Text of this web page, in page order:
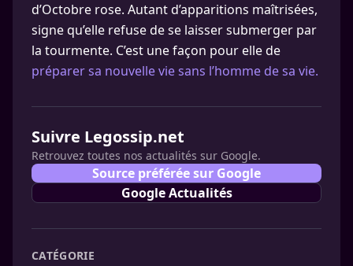
d’Octobre rose. Autant d’apparitions maîtrisées,
signe qu’elle refuse de se laisser submerger par
la tourmente. C’est une façon pour elle de
préparer sa nouvelle vie sans l’homme de sa vie.
Suivre Legossip.net
Retrouvez toutes nos actualités sur Google.
Source préférée sur Google
Google Actualités
CATÉGORIE